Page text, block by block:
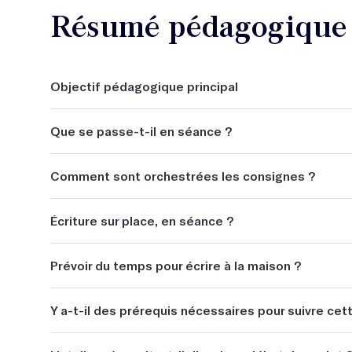
Résumé
Objectif pédagogique principal
Que se passe-t-il en séance ?
quelques pages d'un manuscrit, un début de texte,
partir de là.
Comment sont orchestrées les consignes ?
Écriture sur place, en séance ?
Prévoir du temps pour écrire à la maison ?
Y a-t-il des prérequis nécessaires pour suivre